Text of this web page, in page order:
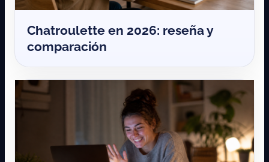
Chatroulette en 2026: reseña y
comparación